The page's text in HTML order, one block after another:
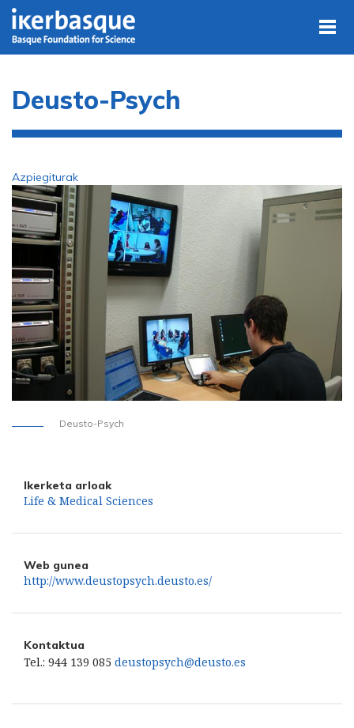
Skip to main content
Deusto-Psych
Azpiegiturak
Deusto-Psych
Ikerketa arloak
Life & Medical Sciences
Web gunea
http://www.deustopsych.deusto.es/
Kontaktua
Tel.: 944 139 085 deustopsych@deusto.es